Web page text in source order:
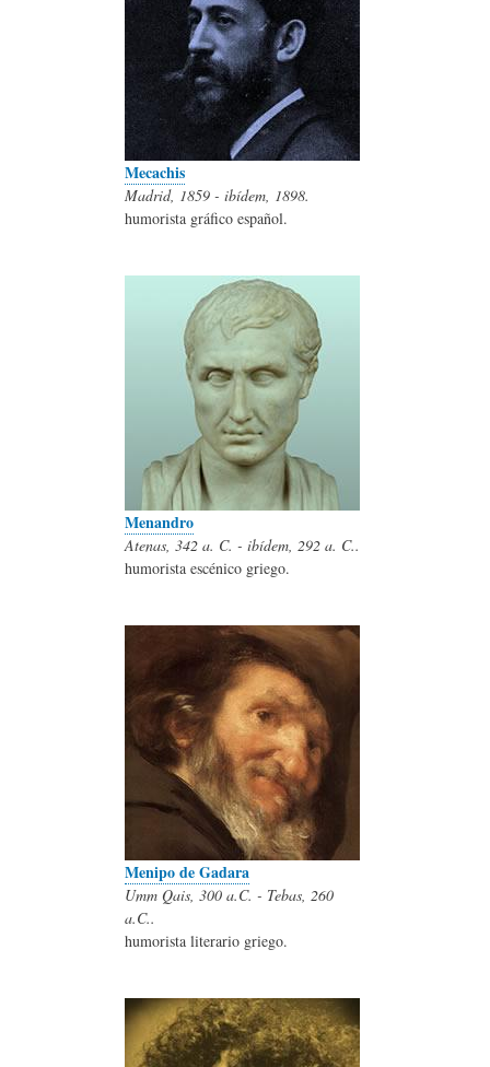
Mecachis
Madrid, 1859 - ibídem, 1898.
humorista gráfico español.
Menandro
Atenas, 342 a. C. - ibídem, 292 a. C..
humorista escénico griego.
Menipo de Gadara
Umm Qais, 300 a.C. - Tebas, 260
a.C..
humorista literario griego.